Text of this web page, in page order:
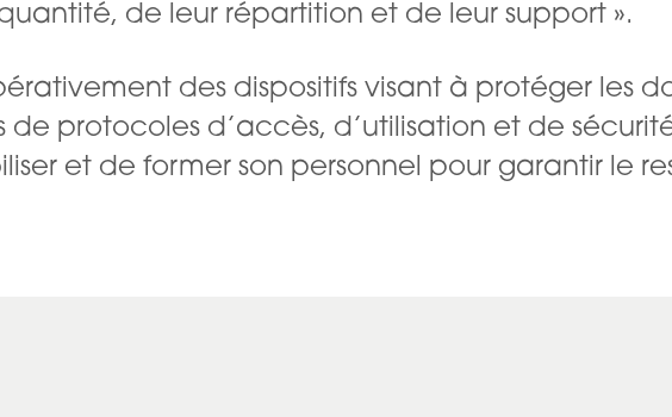
de leur répartition et de leur support ».
des dispositifs visant à protéger les
protocoles d’accès, d’utilisation et de
et de former son personnel pour garantir le